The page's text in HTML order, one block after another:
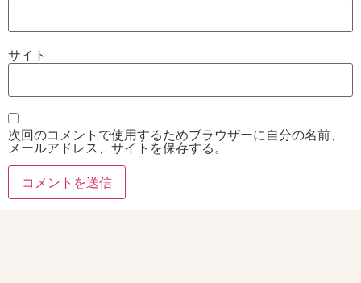
サイト
次回のコメントで使用するためブラウザーに自分の名前、
メールアドレス、サイトを保存する。